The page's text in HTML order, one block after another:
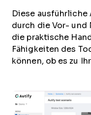
Diese
durch die Vor- und
die praktische
Fähigkeiten des
können, ob es zu